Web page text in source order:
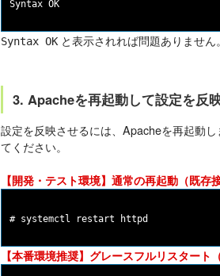
Syntax OK と表示されれば問題ありません。
3. Apacheを再起動して設定を反
設定を反映させるには、Apacheを再起動
てください。
【開発・テスト環境】通常の再起動（既存
【本番環境推奨】グレースフルリスタート